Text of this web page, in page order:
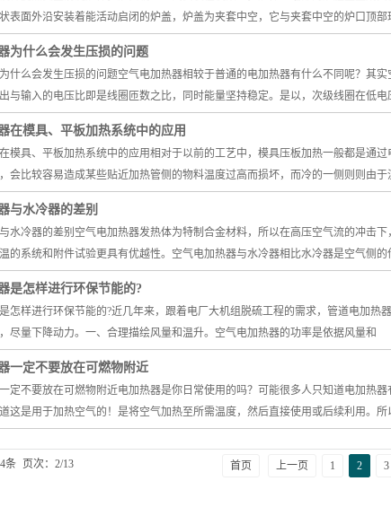
表面外沿安装着能活动启闭的炉盖，炉盖为夹套中空，它与夹套中空的炉口顶部
为什么会发生压损的问题
什么会发生压损的问题空气电加热器相较于普通的电加热器有什么不同呢？其
与输入的电压比即是线圈匝数之比，同时能量坚持稳定。是以，次级线圈在低电
在模具、平板加热系统中的应用
模具、平板加热系统中的应用相对于以前的工艺中，模具压板加热一般都是通
会比较容易造成某些贴近加热管侧的物料温度过高而损坏，而冷的一侧则则由于
与水冷器的差别
水冷器的差别空气电加热器发热体为特制合金材料，所以在高压空气流的冲击
的系统和附件试验更具有优越性。空气电加热器与水冷器相比水冷器是空气侧的
是怎样进行环保节能的?
怎样进行环保节能的?近几年来，跟着电厂大机组脱硫工程的需求，管道电加
尽量下降动力。一、合理描绘风量和温升。空气电加热器的功率是依据风量和
一定不要放在可燃物附近
定不要放在可燃物附近电加热器是你日常使用的吗？可能很多人只知道电加热
这是用于加热空气的！是将空气加热至所需温度，然后直接使用或后续利用。所
条 页次：2/13 首页 上一页 1 2 3